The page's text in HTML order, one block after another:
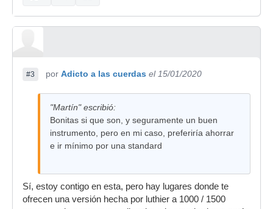
#3 por Adicto a las cuerdas el 15/01/2020
"Martín" escribió:
Bonitas si que son, y seguramente un buen
instrumento, pero en mi caso, preferiría ahorrar
e ir mínimo por una standard
Sí, estoy contigo en esta, pero hay lugares donde te
ofrecen una versión hecha por luthier a 1000 / 1500